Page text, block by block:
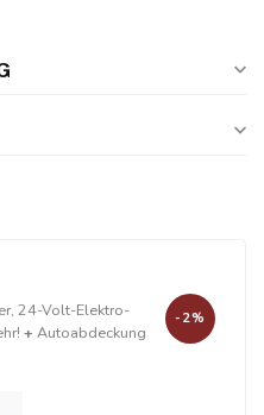
24-Volt-Elektro-
+ Autoabdeckung
-2%